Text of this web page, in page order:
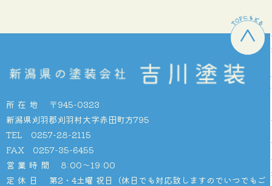
所在地
〒945-0323
新潟県刈羽郡刈羽村大字赤田町方795
TEL 0257-28-2115
FAX 0257-35-6455
営業時間
8:00〜19:00
定休日
第2・4土曜 祝日（休日でも対応致しますのでいつでもご